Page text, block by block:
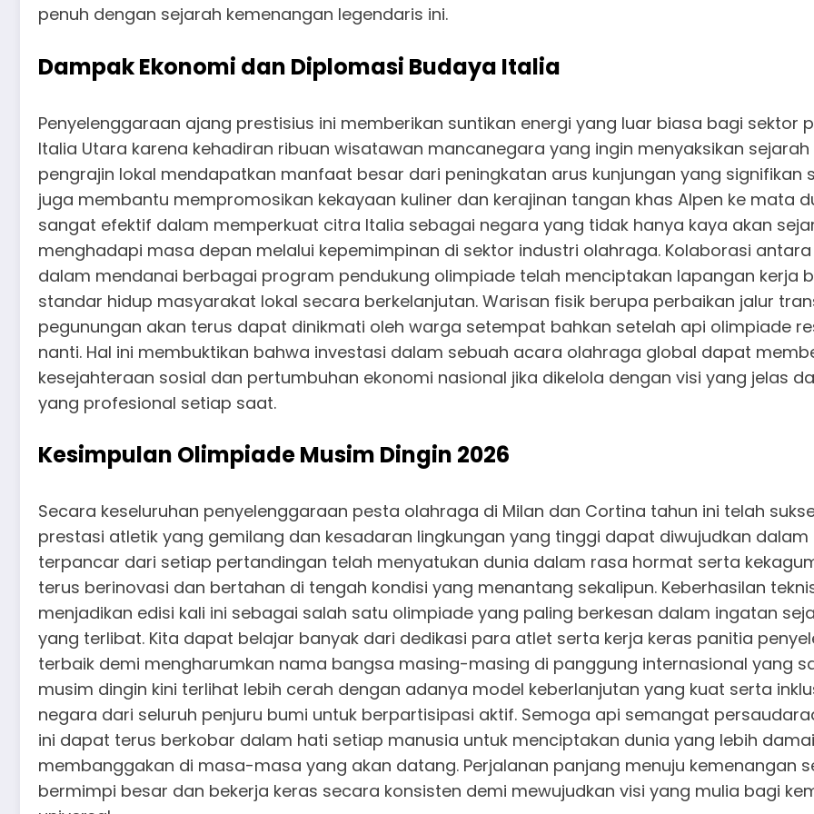
penuh dengan sejarah kemenangan legendaris ini.
Dampak Ekonomi dan Diplomasi Budaya Italia
Penyelenggaraan ajang prestisius ini memberikan suntikan energi yang luar biasa bagi
Italia Utara karena kehadiran ribuan wisatawan mancanegara yang ingin menyaksikan
pengrajin lokal mendapatkan manfaat besar dari peningkatan arus kunjungan yang
juga membantu mempromosikan kekayaan kuliner dan kerajinan tangan khas Alpen ke mata
sangat efektif dalam memperkuat citra Italia sebagai negara yang tidak hanya kaya akan
menghadapi masa depan melalui kepemimpinan di sektor industri olahraga. Kolaborasi
dalam mendanai berbagai program pendukung olimpiade telah menciptakan lapangan kerja
standar hidup masyarakat lokal secara berkelanjutan. Warisan fisik berupa perbaikan jalur
pegunungan akan terus dapat dinikmati oleh warga setempat bahkan setelah api olimpiade
nanti. Hal ini membuktikan bahwa investasi dalam sebuah acara olahraga global dapat
kesejahteraan sosial dan pertumbuhan ekonomi nasional jika dikelola dengan visi yang jelas
yang profesional setiap saat.
Kesimpulan Olimpiade Musim Dingin 2026
Secara keseluruhan penyelenggaraan pesta olahraga di Milan dan Cortina tahun ini telah
prestasi atletik yang gemilang dan kesadaran lingkungan yang tinggi dapat diwujudkan
terpancar dari setiap pertandingan telah menyatukan dunia dalam rasa hormat serta
terus berinovasi dan bertahan di tengah kondisi yang menantang sekalipun. Keberhasilan
menjadikan edisi kali ini sebagai salah satu olimpiade yang paling berkesan dalam ingatan
yang terlibat. Kita dapat belajar banyak dari dedikasi para atlet serta kerja keras panitia
terbaik demi mengharumkan nama bangsa masing-masing di panggung internasional yang
musim dingin kini terlihat lebih cerah dengan adanya model keberlanjutan yang kuat serta
negara dari seluruh penjuru bumi untuk berpartisipasi aktif. Semoga api semangat
ini dapat terus berkobar dalam hati setiap manusia untuk menciptakan dunia yang lebih
membanggakan di masa-masa yang akan datang. Perjalanan panjang menuju kemenangan
bermimpi besar dan bekerja keras secara konsisten demi mewujudkan visi yang mulia bagi